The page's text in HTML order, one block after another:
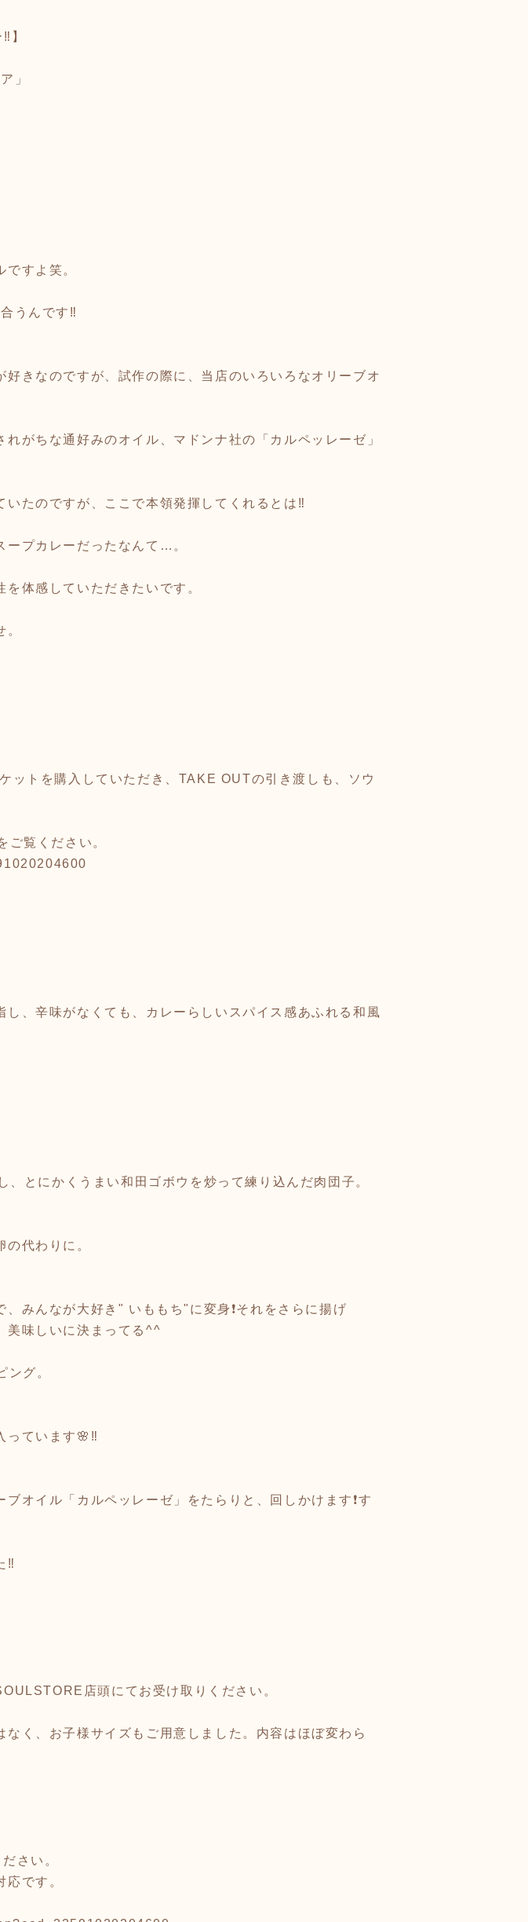
】
」
すよ笑。
うんです‼️
きなのですが、試作の際に、当店のいろいろなオリーブオ
がちな通好みのオイル、マドンナ社の「カルペッレーゼ」
たのですが、ここで本領発揮してくれるとは‼️
ープカレーだったなんて…。
体感していただきたいです。
ットを購入していただき、TAKE OUTの引き渡しも、ソウ
ご覧ください。
、辛味がなくても、カレーらしいスパイス感あふれる和風
とにかくうまい和田ゴボウを炒って練り込んだ肉団子。
代わりに。
みんなが大好き" いももち"に変身❗️それをさらに揚げ
美味しいに決まってる^^
ング。
っています🌸‼️
オイル「カルペッレーゼ」をたらりと、回しかけます❗️す
‼️
店頭にてお受け取りください。
く、お子様サイズもご用意しました。内容はほぼ変わら
さい。
です。